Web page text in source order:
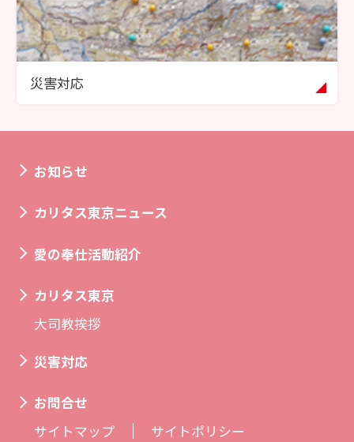
災害対応
お知らせ
カリタス東京ニュース
愛の奉仕活動紹介
カリタス東京
大司教挨拶
災害対応
お問合せ
サイトマップ
サイトポリシー